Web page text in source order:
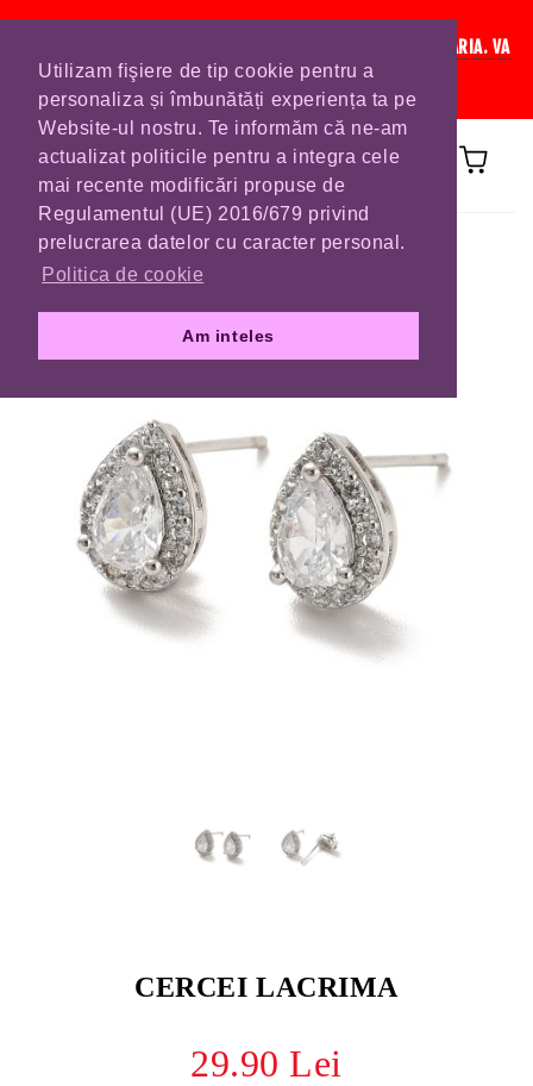
Utilizam fişiere de tip cookie pentru a
personaliza și îmbunătăți experiența ta pe
Website-ul nostru. Te informăm că ne-am
actualizat politicile pentru a integra cele
mai recente modificări propuse de
Regulamentul (UE) 2016/679 privind
prelucrarea datelor cu caracter personal.
Politica de cookie
Am inteles
IN CURAND INCHIDEM LISTA DE COMENZI PENTRU SFANTA MARIA. VA
RUGAM SA VA PLASATI COMENZILE DIN TIMP.
Prima pagină CERCEI
CERCEI LACRIMA
29.90 Lei